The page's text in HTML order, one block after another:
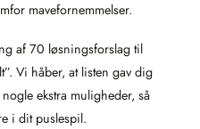
mavefornemmelser.
af 70 løsningsforslag til
Vi håber, at listen gav dig
ekstra muligheder, så
i dit puslespil.